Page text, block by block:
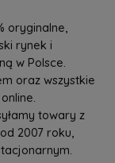
oryginalne,
rynek i
w Polsce.
oraz wszystkie
towary z
2007 roku,